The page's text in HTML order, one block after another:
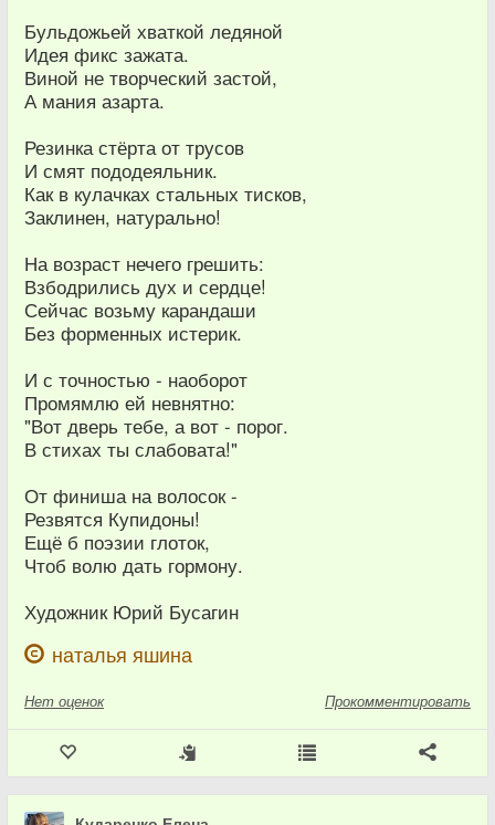
Бульдожьей хваткой ледяной
Идея фикс зажата.
Виной не творческий застой,
А мания азарта.
Резинка стёрта от трусов
И смят пододеяльник.
Как в кулачках стальных тисков,
Заклинен, натурально!
На возраст нечего грешить:
Взбодрились дух и сердце!
Сейчас возьму карандаши
Без форменных истерик.
И с точностью - наоборот
Промямлю ей невнятно:
"Вот дверь тебе, а вот - порог.
В стихах ты слабовата!"
От финиша на волосок -
Резвятся Купидоны!
Ещё б поэзии глоток,
Чтоб волю дать гормону.
Художник Юрий Бусагин
наталья яшина
Нет оценок Прокомментировать